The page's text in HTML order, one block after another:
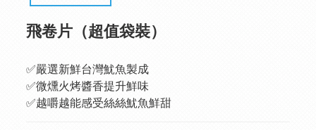
飛卷片（超值袋裝）
✅嚴選新鮮台灣魷魚製成
✅微燻火烤醬香提升鮮味
✅越嚼越能感受絲絲魷魚鮮甜